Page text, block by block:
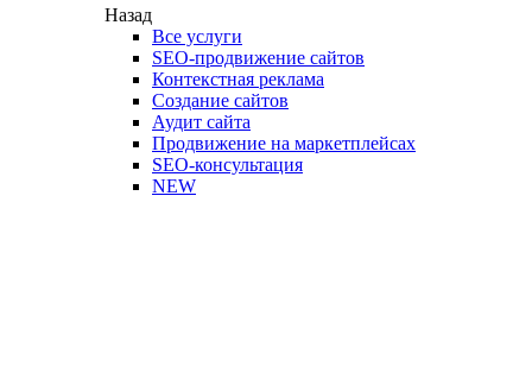
Назад
Все услуги
SEO-продвижение сайтов
Контекстная реклама
Создание сайтов
Аудит сайта
Продвижение на маркетплейсах
SEO-консультация
NEW